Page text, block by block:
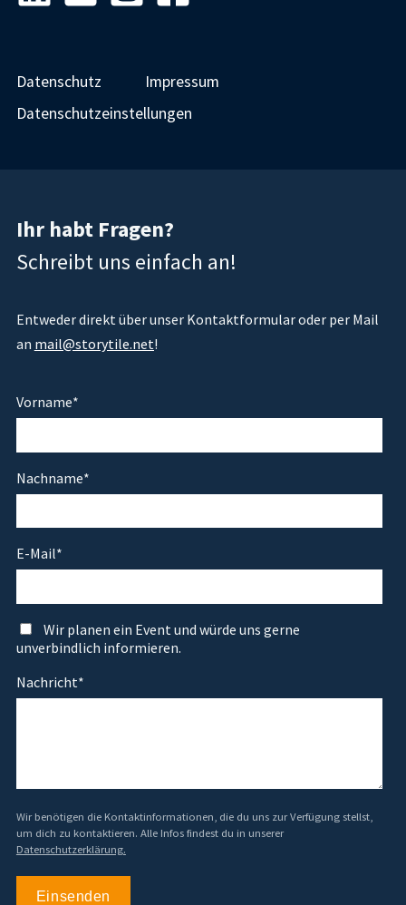
Datenschutz
Impressum
Datenschutzeinstellungen
Ihr habt Fragen?
Schreibt uns einfach an!
Entweder direkt über unser Kontaktformular oder per Mail
an mail@storytile.net!
Vorname*
Nachname*
E-Mail*
Wir planen ein Event und würde uns gerne
unverbindlich informieren.
Nachricht*
Wir benötigen die Kontaktinformationen, die du uns zur Verfügung stellst,
um dich zu kontaktieren. Alle Infos findest du in unserer
Datenschutzerklärung.